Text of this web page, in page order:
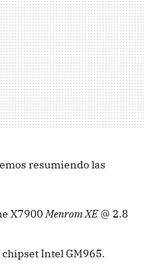
resumiendo las
X7900Menrom XE@ 2.8
chipset Intel GM965.